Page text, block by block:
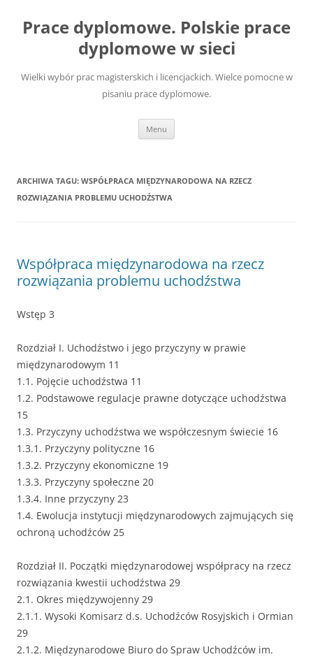
treści
Prace dyplomowe. Polskie prace
dyplomowe w sieci
Wielki wybór prac magisterskich i licencjackich. Wielce pomocne w
pisaniu prace dyplomowe.
Menu
ARCHIWA TAGU: WSPÓŁPRACA MIĘDZYNARODOWA NA RZECZ
ROZWIĄZANIA PROBLEMU UCHODŹSTWA
Współpraca międzynarodowa na rzecz
rozwiązania problemu uchodźstwa
Wstęp 3
Rozdział I. Uchodźstwo i jego przyczyny w prawie
międzynarodowym 11
1.1. Pojęcie uchodźstwa 11
1.2. Podstawowe regulacje prawne dotyczące uchodźstwa
15
1.3. Przyczyny uchodźstwa we współczesnym świecie 16
1.3.1. Przyczyny polityczne 16
1.3.2. Przyczyny ekonomiczne 19
1.3.3. Przyczyny społeczne 20
1.3.4. Inne przyczyny 23
1.4. Ewolucja instytucji międzynarodowych zajmujących się
ochroną uchodźców 25
Rozdział II. Początki międzynarodowej współpracy na rzecz
rozwiązania kwestii uchodźstwa 29
2.1. Okres międzywojenny 29
2.1.1. Wysoki Komisarz d.s. Uchodźców Rosyjskich i Ormian
29
2.1.2. Międzynarodowe Biuro do Spraw Uchodźców im.